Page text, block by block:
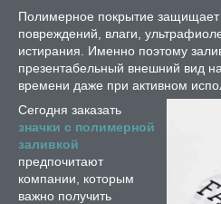
Полимерное покрытие защищает
повреждений, влаги,
истирания. Именно поэтому
презентабельный внешний вид
времени даже при активном
Сегодня заказать
значки с полимерной
заливкой
предпочитают
компании, которым
важно получить